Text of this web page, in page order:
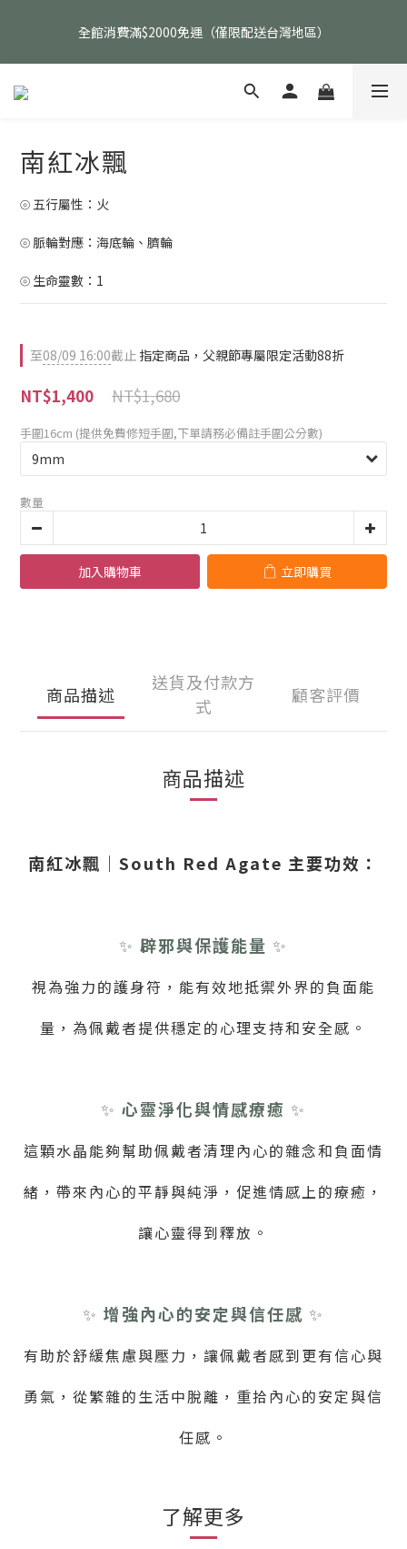
品除外）
全館消費滿$2000免運（僅限配送台灣地區）
父親節活動｜指定品項任選兩件88折（礦標｜高品水晶｜客製化商
南紅冰飄
⦾ 五行屬性：火
⦾ 脈輪對應：海底輪、臍輪
⦾ 生命靈數：1
至08/09 16:00截止 指定商品，父親節專屬限定活動88折
NT$1,680
NT$1,400
手圍16cm (提供免費修短手圍,下單請務必備註手圍公分數)
數量
加入購物車 立即購買
商品描述
送貨及付款方
式
顧客評價
商品描述
南紅冰飄｜South Red Agate 主要功效：
✨ 辟邪與保護能量 ✨
視為強力的護身符，能有效地抵禦外界的負面能
量，為佩戴者提供穩定的心理支持和安全感。
✨ 心靈淨化與情感療癒 ✨
這顆水晶能夠幫助佩戴者清理內心的雜念和負面情
緒，帶來內心的平靜與純淨，促進情感上的療癒，
讓心靈得到釋放。
✨ 增強內心的安定與信任感 ✨
有助於舒緩焦慮與壓力，讓佩戴者感到更有信心與
勇氣，從繁雜的生活中脫離，重拾內心的安定與信
任感。
了解更多